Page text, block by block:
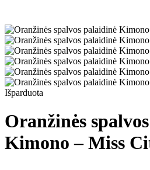
Išparduota
Oranžinės
Kimono – Miss